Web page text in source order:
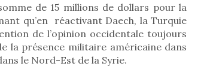
de 15 millions de dollars pour la
qu’en réactivant Daech, la Turquie
de l’opinion occidentale toujours
la présence militaire américaine dans
le Nord-Est de la Syrie.